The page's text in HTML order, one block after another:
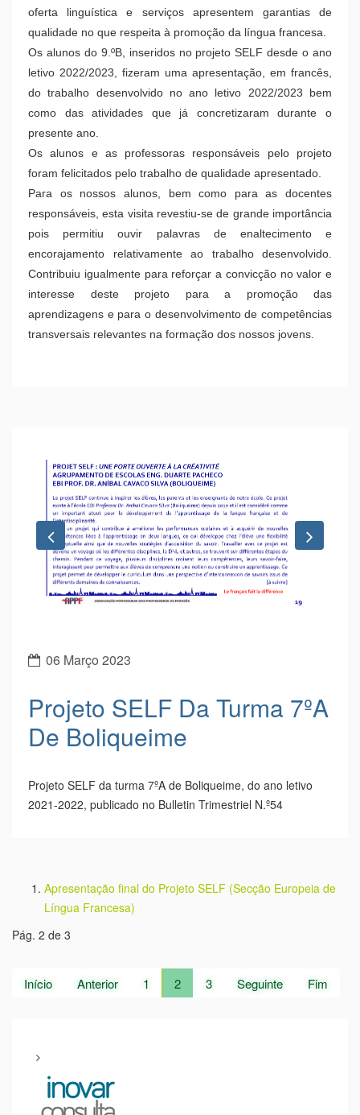
Portugal, Mme. Alicia Lemoine e a Representante da
DGEST-DSR Algarve, Drª Carmo Medeiro, que se
deslocaram à nossa escola para uma visita de
acompanhamento ao projeto SELF.
A Escola de Boliqueime trabalha com o projeto SELF
(Secção Europeia de Língua Francesa) desde o ano letivo
2009/2010 e, mais recentemente, recebeu o selo “Label
France Education”, o qual é concedido às escolas cuja
oferta linguística e serviços apresentem garantias de
qualidade no que respeita à promoção da língua francesa.
Os alunos do 9.ºB, inseridos no projeto SELF desde o ano
letivo 2022/2023, fizeram uma apresentação, em francês,
do trabalho desenvolvido no ano letivo 2022/2023 bem
como das atividades que já concretizaram durante o
presente ano.
Os alunos e as professoras responsáveis pelo projeto
foram felicitados pelo trabalho de qualidade apresentado.
aprendizagens e para o desenvolvimento de competências
Previous Next